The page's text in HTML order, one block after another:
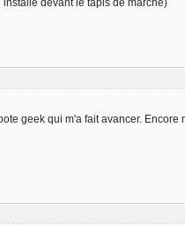
devant le tapis de marche)
geek qui m'a fait avancer.